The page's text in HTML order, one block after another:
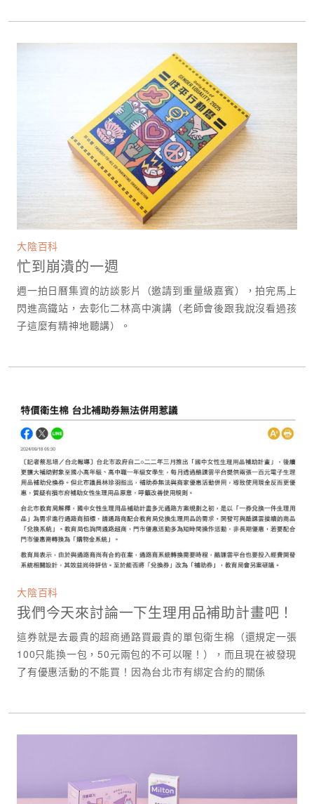
大陰百科
忙到崩潰的一週
週一拍日曆集資的訪談影片（邀請到重量級嘉賓），拍完馬上
閃進高鐵站，去彰化二林高中演講（老師會後跟我說沒看過孩
子這麼有精神地聽講）。
大陰百科
我們今天來討論一下生理用品補助計畫吧！
這券就是去最貴的超商通路買最貴的單包衛生棉（還規定一張
100只能換一包，50元兩包的不可以喔！），而且現在被發現
了有優惠活動的不能買！因為台北市有綁定合約的關係